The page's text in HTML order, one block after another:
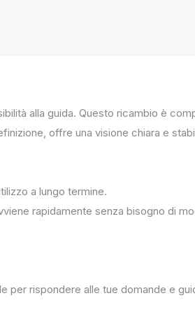
alla guida. Questo ricambio è
offre una visione chiara e
a lungo termine.
rapidamente senza bisogno di
per rispondere alle tue domande e